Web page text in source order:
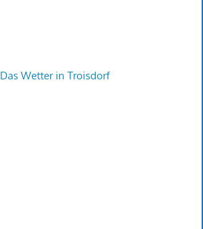
Das Wetter in Troisdorf